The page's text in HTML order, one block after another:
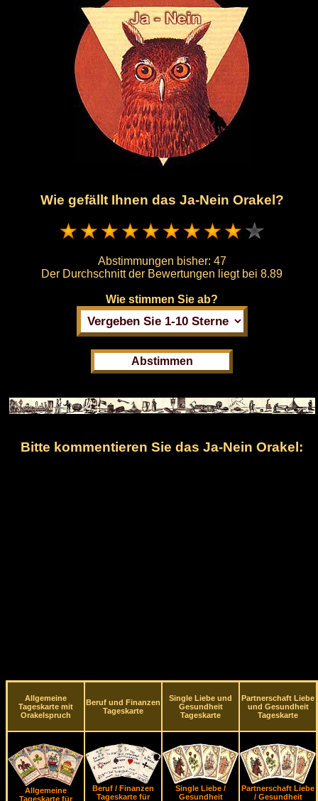
Wie gefällt Ihnen das Ja-Nein Orakel?
Abstimmungen bisher: 47
Der Durchschnitt der Bewertungen liegt bei 8.89
Wie stimmen Sie ab?
Bitte kommentieren Sie das Ja-Nein Orakel:
Allgemeine
Tageskarte mit
Orakelspruch
Beruf und Finanzen
Tageskarte
Single Liebe und
Gesundheit
Tageskarte
Partnerschaft Liebe
und Gesundheit
Tageskarte
Allgemeine
Tageskarte für
Beruf / Finanzen
Tageskarte für
Single Liebe /
Gesundheit
Partnerschaft Liebe
/ Gesundheit